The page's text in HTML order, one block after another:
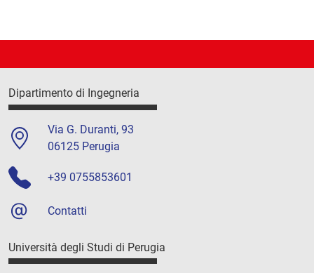
Dipartimento di Ingegneria
Via G. Duranti, 93
06125 Perugia
+39 0755853601
Contatti
Università degli Studi di Perugia